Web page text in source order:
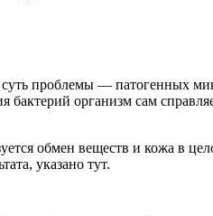
суть проблемы — патогенных
организм сам
обмен веществ и кожа в
указано тут.